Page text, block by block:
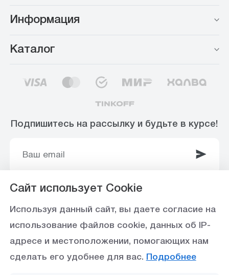
Информация
Каталог
Подпишитесь на рассылку и будьте в курсе!
Ставропольское отделение №5230 ПАО Сбербанк,
БИК 040702615
Сайт использует Cookie
Используя данный сайт, вы даете согласие на
использование файлов cookie, данных об IP-
адресе и местоположении, помогающих нам
сделать его удобнее для вас. Подробнее